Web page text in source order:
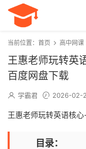
当前位置： 首页 高中网课
王惠老师玩转英
百度网盘下载
学霸君 2026-02-
王惠老师玩转英语核
目录：